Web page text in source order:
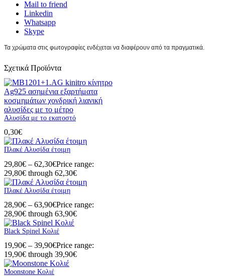
Mail to friend
Linkedin
Whatsapp
Skype
Τα χρώματα στις φωτογραφίες ενδέχεται να διαφέρουν από τα πραγματικά.
Σχετικά Προϊόντα
Αλυσίδα με το εκατοστό
0,30€
Πλακέ Αλυσίδα έτοιμη
29,80€ – 62,30€Price range:
29,80€ through 62,30€
Πλακέ Αλυσίδα έτοιμη
28,90€ – 63,90€Price range:
28,90€ through 63,90€
Black Spinel Κολιέ
19,90€ – 39,90€Price range:
19,90€ through 39,90€
Moonstone Κολιέ